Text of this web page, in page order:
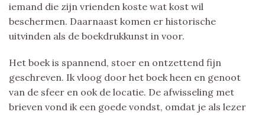
iemand die zijn vrienden koste wat kost wil
beschermen. Daarnaast komen er historische
uitvinden als de boekdrukkunst in voor.
Het boek is spannend, stoer en ontzettend fijn
geschreven. Ik vloog door het boek heen en genoot
van de sfeer en ook de locatie. De afwisseling met
brieven vond ik een goede vondst, omdat je als lezer